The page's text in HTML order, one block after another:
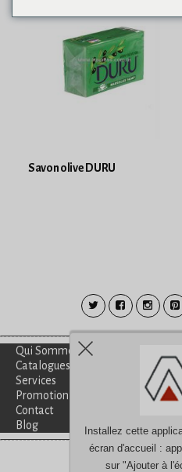
Savon olive DURU
Besoin
Qui Sommes-Nous?
Catalogues
Services
Promotion
Contact
Blog
Installez cette
écran d'accueil :
sur "Ajouter à